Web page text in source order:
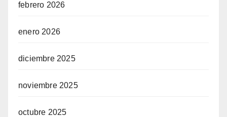
febrero 2026
enero 2026
diciembre 2025
noviembre 2025
octubre 2025